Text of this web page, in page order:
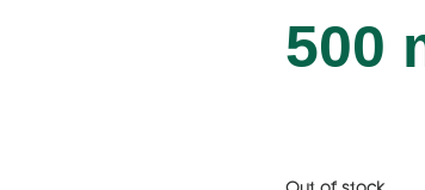
500